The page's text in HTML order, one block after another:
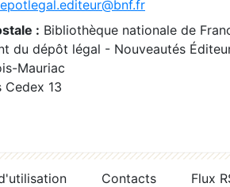
: Bibliothèque nationale de
du dépôt légal - Nouveautés
Mauriac
Cedex 13
Contacts
Flux